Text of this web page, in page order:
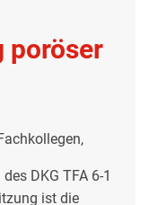
poröser
DKG TFA 6-1
ist die